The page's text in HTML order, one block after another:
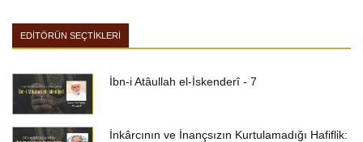
EDİTÖRÜN SEÇTİKLERİ
İbn-i Atâullah el-İskenderî - 7
İnkârcının ve İnançsızın Kurtulamadığı Hafiflik: